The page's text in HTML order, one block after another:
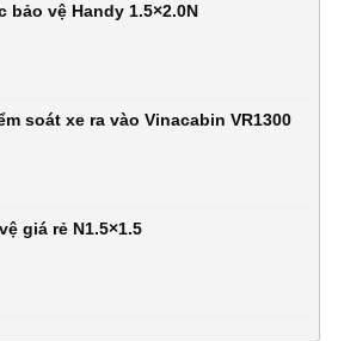
bảo vệ Handy 1.5×2.0N
soát xe ra vào Vinacabin VR1300
giá rẻ N1.5×1.5